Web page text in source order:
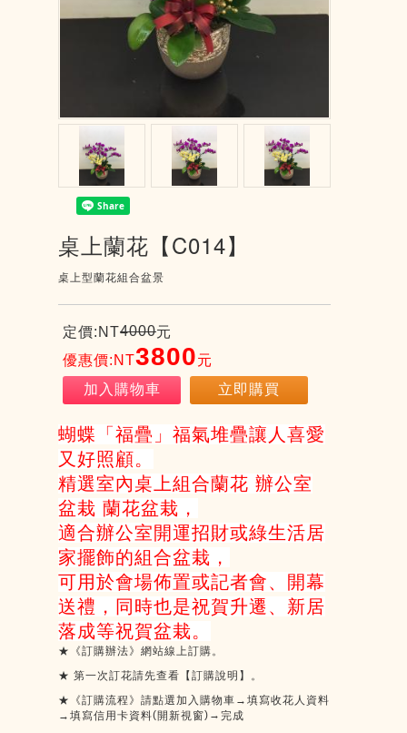
桌上蘭花【C014】
桌上型蘭花組合盆景
定價:NT4000元
優惠價:NT3800元
加入購物車
立即購買
蝴蝶「福疊」福氣堆疊讓人喜愛
又好照顧。
精選室內桌上組合蘭花 辦公室
盆栽 蘭花盆栽，
適合辦公室開運招財或綠生活居
家擺飾的組合盆栽，
可用於會場佈置或記者會、開幕
送禮，同時也是祝賀升遷、新居
落成等祝賀盆栽。
★《訂購辦法》網站線上訂購。
★ 第一次訂花請先查看【訂購說明】。
★《訂購流程》請點選加入購物車→填寫收花人資料
→填寫信用卡資料(開新視窗) → 完成